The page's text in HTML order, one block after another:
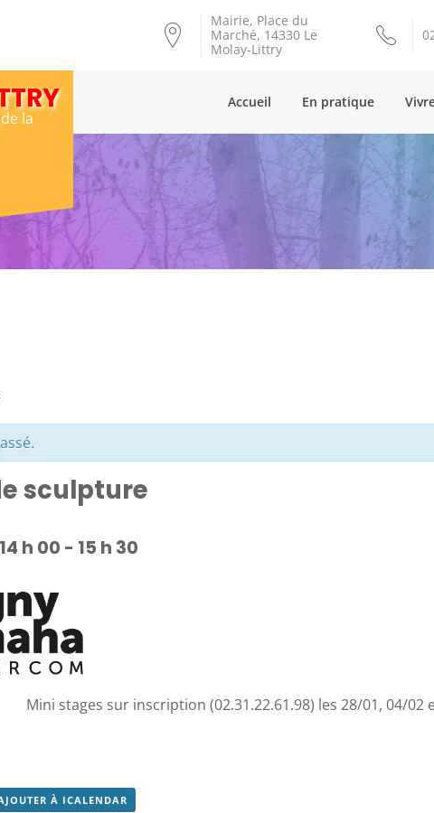
Mairie, Place du
Marché, 14330 Le
Molay-Littry
la
Accueil En pratique
sculpture
h 00 - 15 h 30
Mini stages sur inscription (02.31.22.61.98) les 28/01, 04/02
À ICALENDAR